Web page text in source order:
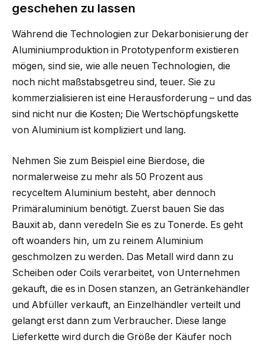
geschehen zu lassen
Während die Technologien zur Dekarbonisierung der
Aluminiumproduktion in Prototypenform existieren
mögen, sind sie, wie alle neuen Technologien, die
noch nicht maßstabsgetreu sind, teuer. Sie zu
kommerzialisieren ist eine Herausforderung – und das
sind nicht nur die Kosten; Die Wertschöpfungskette
von Aluminium ist kompliziert und lang.
Nehmen Sie zum Beispiel eine Bierdose, die
normalerweise zu mehr als 50 Prozent aus
recyceltem Aluminium besteht, aber dennoch
Primäraluminium benötigt. Zuerst bauen Sie das
Bauxit ab, dann veredeln Sie es zu Tonerde. Es geht
oft woanders hin, um zu reinem Aluminium
geschmolzen zu werden. Das Metall wird dann zu
Scheiben oder Coils verarbeitet, von Unternehmen
gekauft, die es in Dosen stanzen, an Getränkehändler
und Abfüller verkauft, an Einzelhändler verteilt und
gelangt erst dann zum Verbraucher. Diese lange
Lieferkette wird durch die Größe der Käufer noch